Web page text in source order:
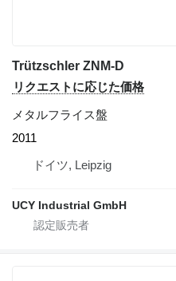
Trützschler ZNM-D
リクエストに応じた価格
メタルフライス盤
2011
ドイツ, Leipzig
UCY Industrial GmbH